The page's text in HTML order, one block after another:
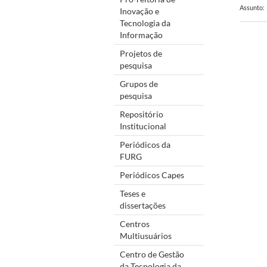
Inovação e
Tecnologia da
Informação
Projetos de
pesquisa
Grupos de
pesquisa
Repositório
Institucional
Periódicos da
FURG
Periódicos Capes
Teses e
dissertações
Centros
Multiusuários
Centro de Gestão
Assunto: